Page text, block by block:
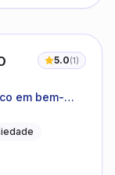
5.0(1)
em bem-